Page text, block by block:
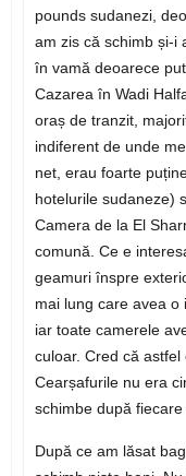
pounds sudanezi,
am zis că schimb și-i
în vamă deoarece
Cazarea în Wadi
oraș de tranzit,
indiferent de unde
net, erau foarte
hotelurile sudaneze)
Camera de la El
comună. Ce e
geamuri înspre
mai lung care avea o
iar toate camerele
culoar. Cred că astfel
Cearșafurile nu era
schimbe după
După ce am lăsat